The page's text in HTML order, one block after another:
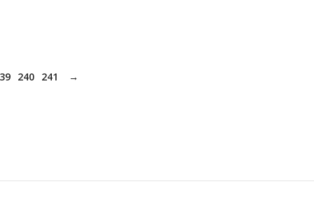
240 241 →